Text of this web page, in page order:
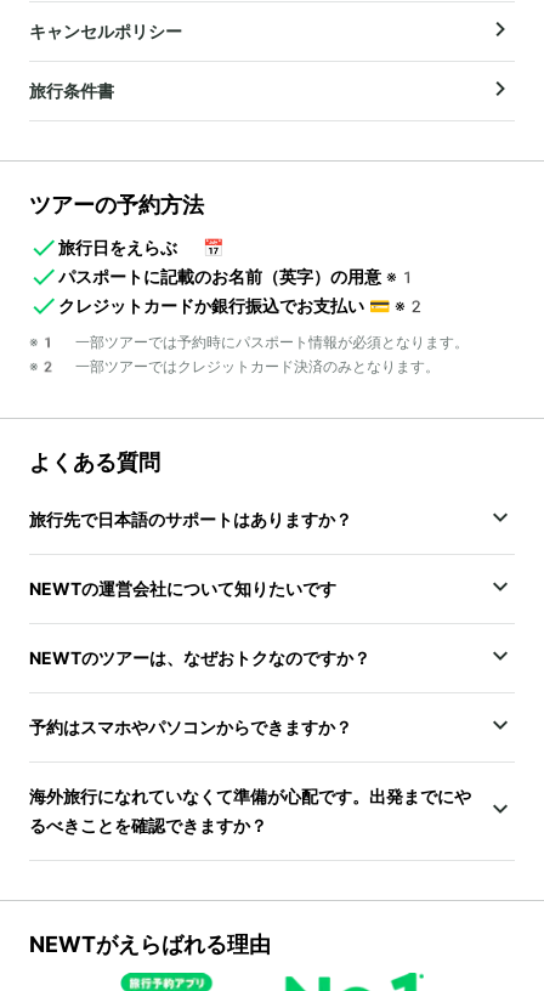
キャンセルポリシー
旅行条件書
ツアーの予約方法
旅行日をえらぶ
📅
パスポートに記載のお名前（英字）の用意 ※1
クレジットカードか銀行振込でお支払い 💳 ※2
※1 一部ツアーでは予約時にパスポート情報が必須となります。
※2 一部ツアーではクレジットカード決済のみとなります。
よくある質問
旅行先で日本語のサポートはありますか？
NEWTの運営会社について知りたいです
NEWTのツアーは、なぜおトクなのですか？
予約はスマホやパソコンからできますか？
海外旅行になれていなくて準備が心配です。出発までにや
るべきことを確認できますか？
NEWTがえらばれる理由